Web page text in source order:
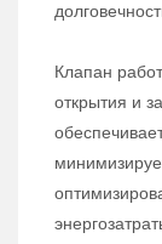
Клапан
открытия и